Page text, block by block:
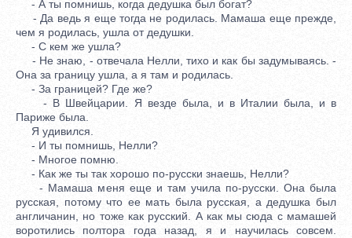
- А ты помнишь, когда дедушка был богат?
- Да ведь я еще тогда не родилась. Мамаша еще прежде,
чем я родилась, ушла от дедушки.
- С кем же ушла?
- Не знаю, - отвечала Нелли, тихо и как бы задумываясь. -
Она за границу ушла, а я там и родилась.
- За границей? Где же?
- В Швейцарии. Я везде была, и в Италии была, и в
Париже была.
Я удивился.
- И ты помнишь, Нелли?
- Многое помню.
- Как же ты так хорошо по-русски знаешь, Нелли?
- Мамаша меня еще и там учила по-русски. Она была
русская, потому что ее мать была русская, а дедушка был
англичанин, но тоже как русский. А как мы сюда с мамашей
воротились полтора года назад, я и научилась совсем.